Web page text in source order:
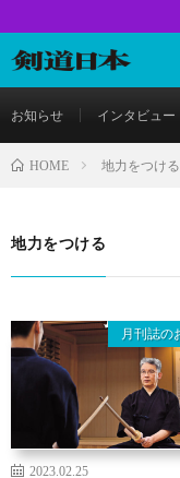
楽
お知らせ インタビュー
HOME 地力をつける
地力をつける
月刊誌の
2023.02.25